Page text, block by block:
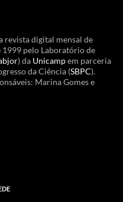
revista digital mensal de
pelo Laboratório de
) da Unicampem parceria
da Ciência (SBPC).
Marina Gomes e